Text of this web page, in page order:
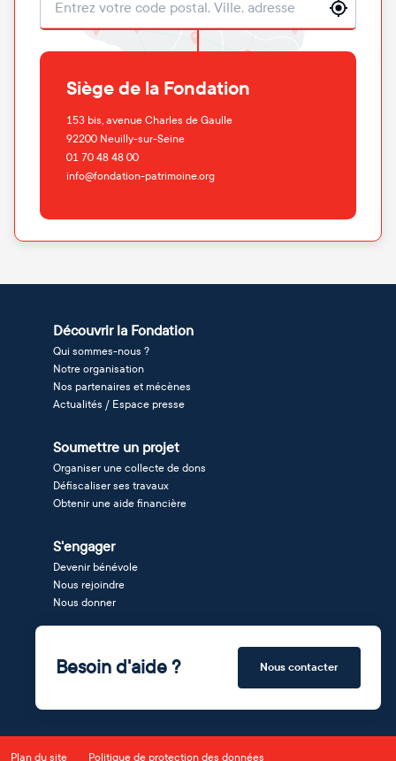
Siège de la Fondation
153 bis, avenue Charles de Gaulle
92200 Neuilly-sur-Seine
01 70 48 48 00
info@fondation-patrimoine.org
Découvrir la Fondation
Qui sommes-nous ?
Notre organisation
Nos partenaires et mécènes
Actualités / Espace presse
Soumettre un projet
Organiser une collecte de dons
Défiscaliser ses travaux
Obtenir une aide financière
S'engager
Devenir bénévole
Nous rejoindre
Nous donner
Besoin d'aide ? Nous contacter
Plan du site Politique de protection des données